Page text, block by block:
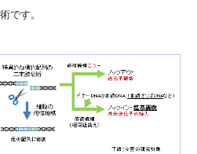
です。